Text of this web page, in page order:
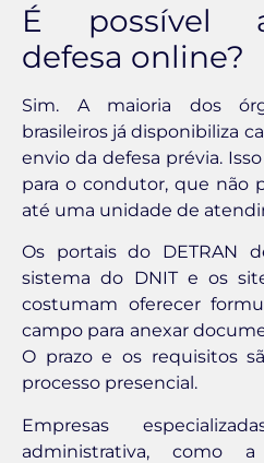
É possível
defesa online?
Sim. A maioria dos
brasileiros já disponibiliza
envio da defesa prévia.
para o condutor, que não
até uma unidade de
Os portais do DETRAN
sistema do DNIT e os
costumam oferecer
campo para anexar
O prazo e os requisitos
processo presencial.
Empresas
administrativa, como